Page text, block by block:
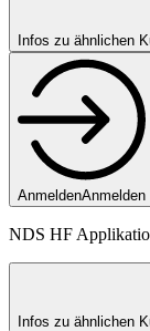
Infos zu ähnlichen
AnmeldenAnmelden
NDS HF
Infos zu ähnlichen